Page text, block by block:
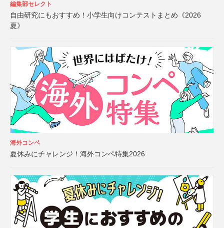
編集部セレクト
自由研究にもおすすめ！小学生向けコンテストまとめ《2026
夏》
海外コンペ
夏休みにチャレンジ！海外コンペ特集2026